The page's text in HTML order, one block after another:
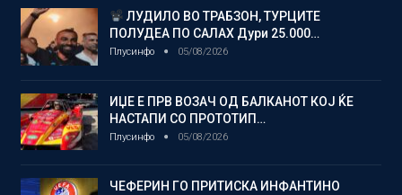
ЛУДИЛО ВО ТРАБЗОН, ТУРЦИТЕ
ПОЛУДЕА ПО САЛАХ Дури 25.000…
Плусинфо 05/08/2026
ИЏЕ Е ПРВ ВОЗАЧ ОД БАЛКАНОТ КОЈ ЌЕ
НАСТАПИ СО ПРОТОТИП…
Плусинфо 05/08/2026
ЧЕФЕРИН ГО ПРИТИСКА ИНФАНТИНО